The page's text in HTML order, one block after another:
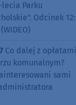
Parku
Odcinek 12:
Co dalej z opłatami
komunalnym?
sami